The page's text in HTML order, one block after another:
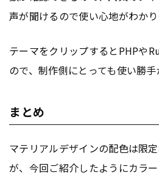
声が聞けるので使い心地がわかり
テーマをクリップするとPHPや
ので、制作側にとっても使い勝手
まとめ
マテリアルデザインの配色は限
が、今回ご紹介したようにカラ